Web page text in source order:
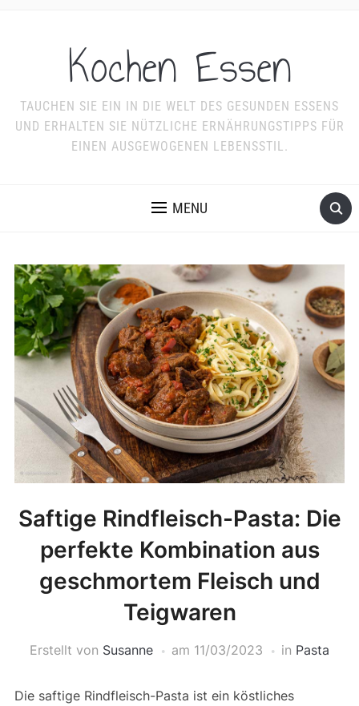
Kochen Essen
TAUCHEN SIE EIN IN DIE WELT DES GESUNDEN ESSENS
UND ERHALTEN SIE NÜTZLICHE ERNÄHRUNGSTIPPS FÜR
EINEN AUSGEWOGENEN LEBENSSTIL.
MENU
Saftige Rindfleisch-Pasta: Die
perfekte Kombination aus
geschmortem Fleisch und
Teigwaren
Erstellt von Susanne am 11/03/2023 in Pasta
Die saftige Rindfleisch-Pasta ist ein köstliches